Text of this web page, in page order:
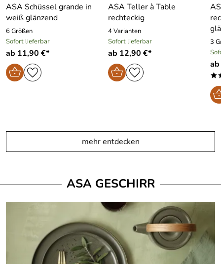
ASA Schüssel grande in
weiß glänzend
6 Größen
Sofort lieferbar
ab 11,90 €*
ASA Teller à Table
rechteckig
4 Varianten
Sofort lieferbar
ab 12,90 €*
3
mehr entdecken
ASA GESCHIRR